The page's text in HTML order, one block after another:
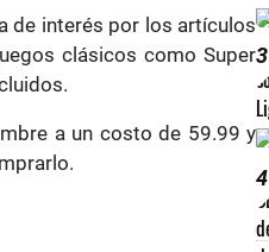
de interés por los artículos
clásicos como Super
a un costo de 59.99 y
3
4